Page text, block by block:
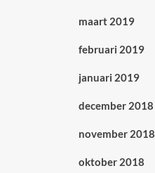
maart 2019
februari 2019
januari 2019
december 2018
november 2018
oktober 2018